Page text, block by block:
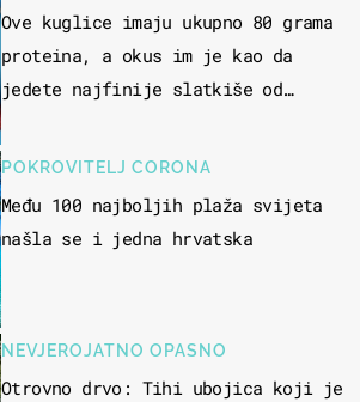
Ove kuglice imaju ukupno 80 grama
proteina, a okus im je kao da
jedete najfinije slatkiše od
POKROVITELJ CORONA
Među 100 najboljih plaža svijeta
našla se i jedna hrvatska
NEVJEROJATNO OPASNO
Otrovno drvo: Tihi ubojica koji je